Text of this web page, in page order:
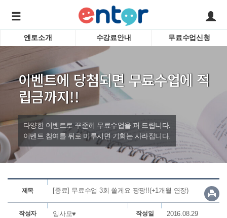
학습도우미 G1
바로가기
서비스안내
강사소개
회사소개
어린이
비즈니
인터뷰
영자신
수업
엔토소개 수강료안내 무료수업신청
이벤트에 당첨되면 무료수업에 적
립금까지!!
다양한 이벤트로 꾸준히 무료수업을 퍼 드립니다.
이벤트 참여를 뒤로 미루시면 기회는 사라집니다.
제목 [종료] 무료수업 3회 쏠게요 팡팡!!(+1개월 연장)
작성자 잉사모♥ 작성일 2016.08.29